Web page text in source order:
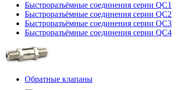
Быстроразъёмные соединения серии QC1
Быстроразъёмные соединения серии QC2
Быстроразъёмные соединения серии QC3
Быстроразъёмные соединения серии QC4
Обратные клапаны